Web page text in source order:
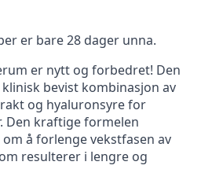
er bare 28 dager unna.
er nytt og forbedret! Den
bevist kombinasjon av
og hyaluronsyre for
Den kraftige formelen
å forlenge vekstfasen av
resulterer i lengre og